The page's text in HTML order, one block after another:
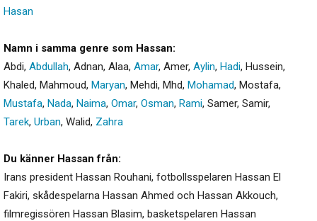
Hasan
Namn i samma genre som Hassan:
Abdi, Abdullah, Adnan, Alaa, Amar, Amer, Aylin, Hadi, Hussein,
Khaled, Mahmoud, Maryan, Mehdi, Mhd, Mohamad, Mostafa,
Mustafa, Nada, Naima, Omar, Osman, Rami, Samer, Samir,
Tarek, Urban, Walid, Zahra
Du känner Hassan från:
Irans president Hassan Rouhani, fotbollsspelaren Hassan El
Fakiri, skådespelarna Hassan Ahmed och Hassan Akkouch,
filmregissören Hassan Blasim, basketspelaren Hassan